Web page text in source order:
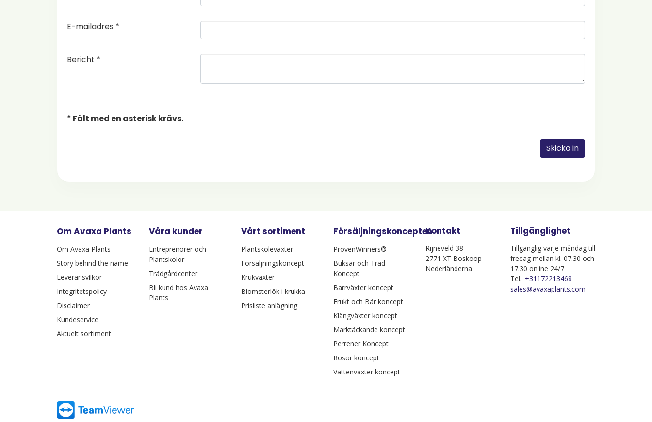
E-mailadres *
Bericht *
* Fält med en asterisk krävs.
Skicka in
Om Avaxa Plants
Om Avaxa Plants
Story behind the name
Leveransvilkor
Integritetspolicy
Disclaimer
Kundeservice
Aktuelt sortiment
Våra kunder
Entreprenörer och
Plantskolor
Trädgårdcenter
Bli kund hos Avaxa
Plants
Vårt sortiment
Plantskoleväxter
Försäljningskoncept
Krukväxter
Blomsterlök i krukka
Prisliste anlägning
Försäljningskoncepten
ProvenWinners®
Buksar och Träd
Koncept
Barrväxter koncept
Frukt och Bär koncept
Klängväxter koncept
Marktäckande koncept
Perrener Koncept
Rosor koncept
Vattenväxter koncept
Kontakt
Rijneveld 38
2771 XT Boskoop
Nederländerna
Tillgänglighet
Tillgänglig varje måndag till
fredag mellan kl. 07.30 och
17.30 online 24/7
Tel.: +31172213468
sales@avaxaplants.com